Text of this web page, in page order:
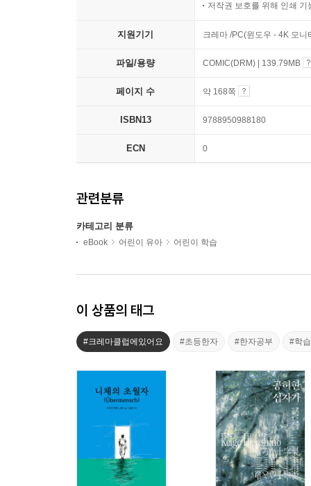
저작권 보호를 위해 인쇄 기
지원기기 크레마 /PC(윈도우 - 4K 모
파일/용량 COMIC(DRM) | 139.79MB
페이지 수 약 168쪽
ISBN13 9788950988180
ECN 0
관련분류
카테고리 분류
eBook 어린이 유아 어린이 학습
이 상품의 태그
#크레마클럽에있어요 #초등한자 #한자공부 #학